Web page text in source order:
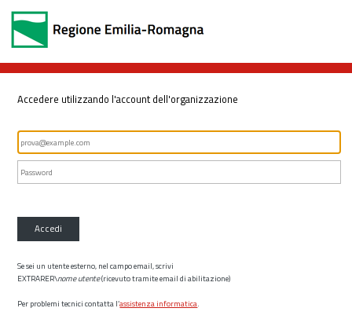
Accedere utilizzando l'account dell'organizzazione
Accedi
Se sei un utente esterno, nel campo email, scrivi
EXTRARER\nome utente(ricevuto tramite email di abilitazione)
Per problemi tecnici contatta l’assistenza informatica.